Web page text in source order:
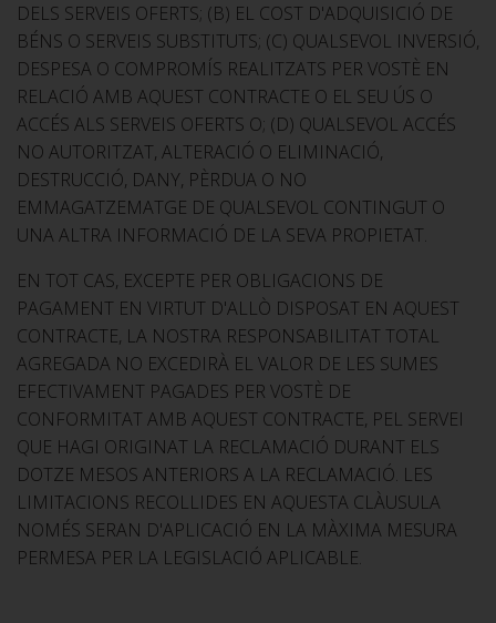
DELS SERVEIS OFERTS; (B) EL COST D'ADQUISICIÓ DE
BÉNS O SERVEIS SUBSTITUTS; (C) QUALSEVOL INVERSIÓ,
DESPESA O COMPROMÍS REALITZATS PER VOSTÈ EN
RELACIÓ AMB AQUEST CONTRACTE O EL SEU ÚS O
ACCÉS ALS SERVEIS OFERTS O; (D) QUALSEVOL ACCÉS
NO AUTORITZAT, ALTERACIÓ O ELIMINACIÓ,
DESTRUCCIÓ, DANY, PÈRDUA O NO
EMMAGATZEMATGE DE QUALSEVOL CONTINGUT O
UNA ALTRA INFORMACIÓ DE LA SEVA PROPIETAT.
EN TOT CAS, EXCEPTE PER OBLIGACIONS DE
PAGAMENT EN VIRTUT D'ALLÒ DISPOSAT EN AQUEST
CONTRACTE, LA NOSTRA RESPONSABILITAT TOTAL
AGREGADA NO EXCEDIRÀ EL VALOR DE LES SUMES
EFECTIVAMENT PAGADES PER VOSTÈ DE
CONFORMITAT AMB AQUEST CONTRACTE, PEL SERVEI
QUE HAGI ORIGINAT LA RECLAMACIÓ DURANT ELS
DOTZE MESOS ANTERIORS A LA RECLAMACIÓ. LES
LIMITACIONS RECOLLIDES EN AQUESTA CLÀUSULA
NOMÉS SERAN D'APLICACIÓ EN LA MÀXIMA MESURA
PERMESA PER LA LEGISLACIÓ APLICABLE.